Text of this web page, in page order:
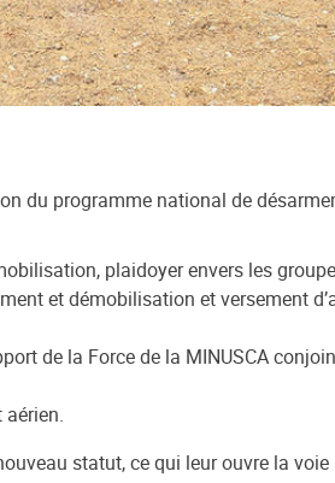
du programme national de
plaidoyer envers les
et démobilisation et versement
de la Force de la MINUSCA
aérien.
statut, ce qui leur ouvre la